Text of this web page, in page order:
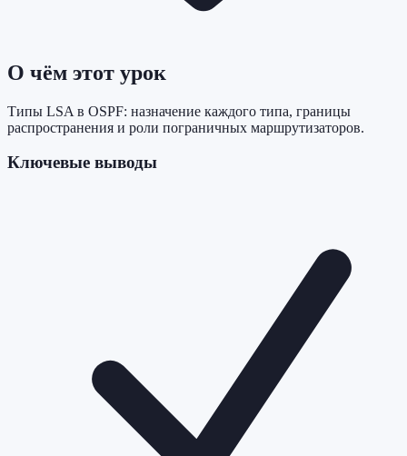
О чём этот урок
Типы LSA в OSPF: назначение каждого типа, границы
распространения и роли пограничных маршрутизаторов.
Ключевые выводы